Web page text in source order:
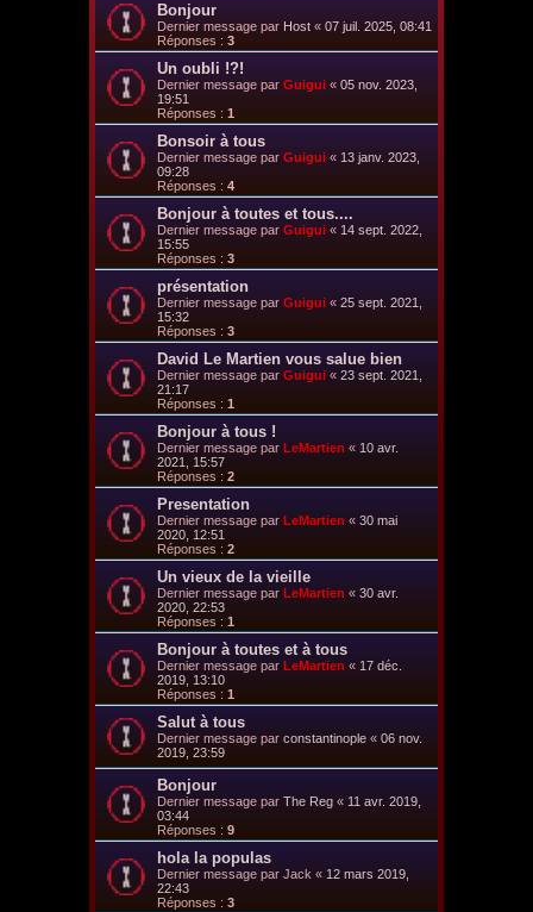
Bonjour
Dernier message par Host « 07 juil. 2025, 08:41
Réponses : 3
Un oubli !?!
Dernier message par Guigui « 05 nov. 2023,
19:51
Réponses : 1
Bonsoir à tous
Dernier message par Guigui « 13 janv. 2023,
09:28
Réponses : 4
Bonjour à toutes et tous....
Dernier message par Guigui « 14 sept. 2022,
15:55
Réponses : 3
présentation
Dernier message par Guigui « 25 sept. 2021,
15:32
Réponses : 3
David Le Martien vous salue bien
Dernier message par Guigui « 23 sept. 2021,
21:17
Réponses : 1
Bonjour à tous !
Dernier message par LeMartien « 10 avr.
2021, 15:57
Réponses : 2
Presentation
Dernier message par LeMartien « 30 mai
2020, 12:51
Réponses : 2
Un vieux de la vieille
Dernier message par LeMartien « 30 avr.
2020, 22:53
Réponses : 1
Bonjour à toutes et à tous
Dernier message par LeMartien « 17 déc.
2019, 13:10
Réponses : 1
Salut à tous
Dernier message par constantinople « 06 nov.
2019, 23:59
Bonjour
Dernier message par The Reg « 11 avr. 2019,
03:44
Réponses : 9
hola la populas
Dernier message par Jack « 12 mars 2019,
22:43
Réponses : 3